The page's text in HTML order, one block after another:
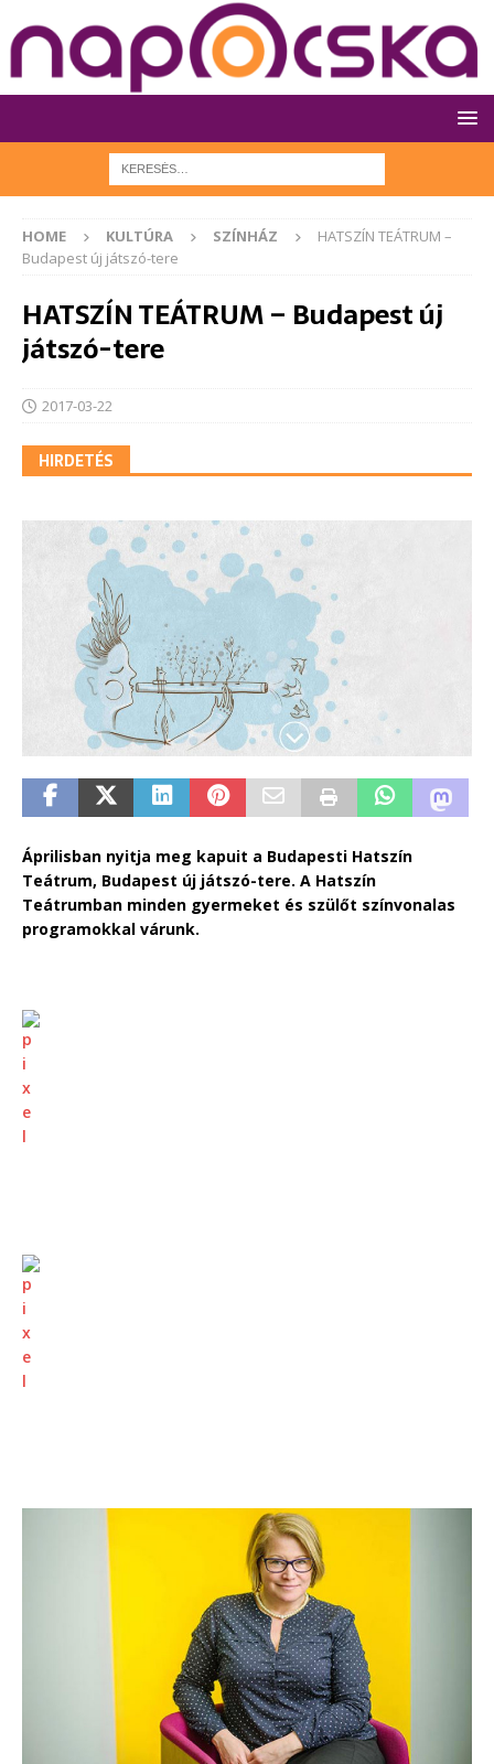
HOME KULTÚRA SZÍNHÁZ
HATSZÍN TEÁTRUM –
Budapest új játszó-tere
HATSZÍN TEÁTRUM – Budapest új
játszó-tere
2017-03-22
HIRDETÉS
Áprilisban nyitja meg kapuit a Budapesti Hatszín
Teátrum, Budapest új játszó-tere. A Hatszín
Teátrumban minden gyermeket és szülőt színvonalas
programokkal várunk.